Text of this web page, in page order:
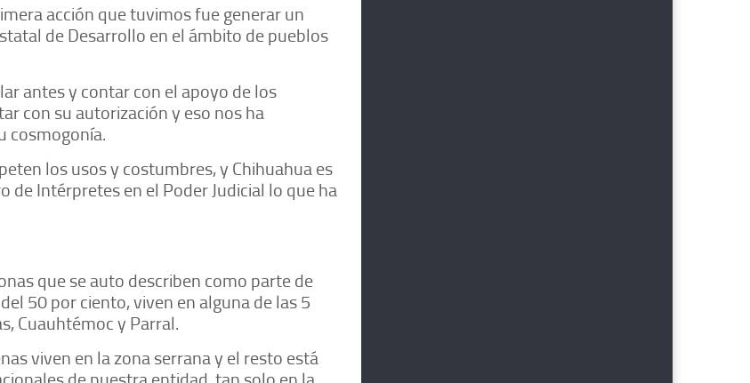
acción que tuvimos fue generar un
de Desarrollo en el ámbito de pueblos
antes y contar con el apoyo de los
con su autorización y eso nos ha
cosmogonía.
los usos y costumbres, y Chihuahua es
de Intérpretes en el Poder Judicial lo que ha
que se auto describen como parte de
50 por ciento, viven en alguna de las 5
Cuauhtémoc y Parral.
viven en la zona serrana y el resto está